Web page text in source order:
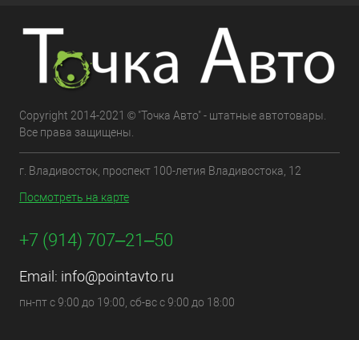
Copyright 2014-2021 © "Точка Авто" - штатные автотовары.
Все права защищены.
г. Владивосток, проспект 100-летия Владивостока, 12
Посмотреть на карте
+7 (914) 707‒21‒50
Email: info@pointavto.ru
пн-пт с 9:00 до 19:00, сб-вс с 9:00 до 18:00